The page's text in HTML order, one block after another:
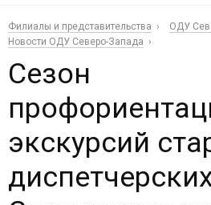
Филиалы и представительства
ОДУ
Новости ОДУ Северо-Запада
Сезон
экскурсий